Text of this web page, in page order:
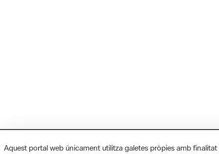
Aquest portal web únicament utilitza galetes pròpies amb